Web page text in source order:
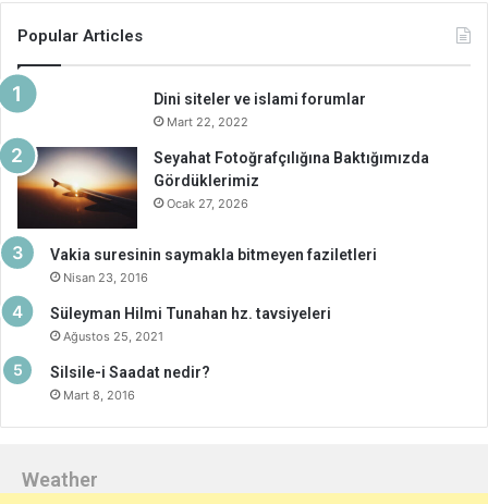
Popular Articles
Dini siteler ve islami forumlar
Mart 22, 2022
Seyahat Fotoğrafçılığına Baktığımızda
Gördüklerimiz
Ocak 27, 2026
Vakia suresinin saymakla bitmeyen faziletleri
Nisan 23, 2016
Süleyman Hilmi Tunahan hz. tavsiyeleri
Ağustos 25, 2021
Silsile-i Saadat nedir?
Mart 8, 2016
Weather